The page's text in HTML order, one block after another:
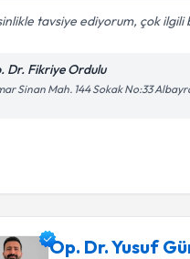
tavsiye ediyorum, çok ilgili
Dr. Fikriye Ordulu
Sinan Mah. 144 Sokak No:33
Op. Dr. Yusuf